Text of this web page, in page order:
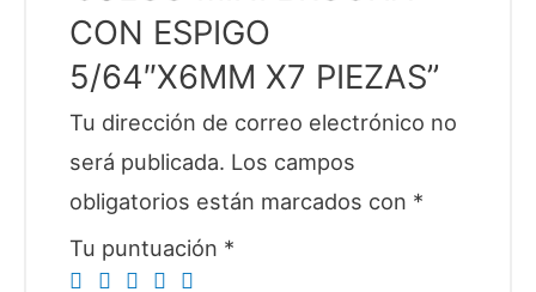
CON ESPIGO
5/64″X6MM X7 PIEZAS”
Tu dirección de correo electrónico no
será publicada. Los campos
obligatorios están marcados con *
Tu puntuación *